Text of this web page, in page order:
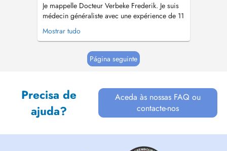
Je mappelle Docteur Verbeke Frederik. Je suis
médecin généraliste avec une expérience de 11
ans. Je suis également médecin conseil pour le
European Stability Mechanism. Depuis
médical au Luxembourg-Kirchberg à la Place
Abbé P.J. Charles Mullendorff numéro...
Mostrar tudo
Página seguinte
Precisa de
ajuda?
Aceda às nossas FAQ ou
contacte-nos